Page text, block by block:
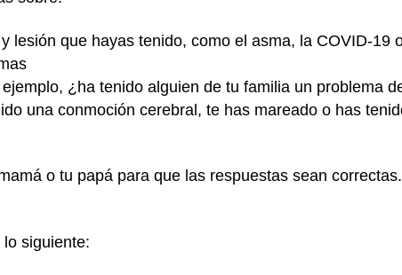
lesión que hayas tenido, como el asma, la COVID-19
¿ha tenido alguien de tu familia un problema
una conmoción cerebral, te has mareado o has
o tu papá para que las respuestas sean
siguiente: